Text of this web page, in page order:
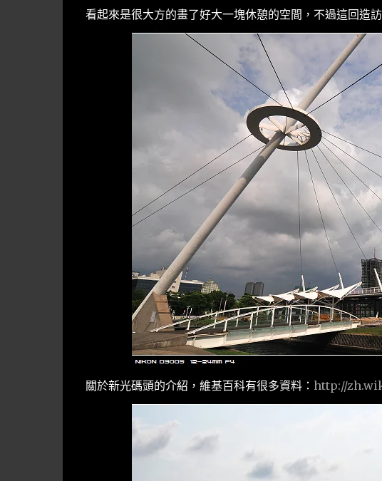
看起來是很大方的畫了好大一塊休憩的空間，不過這回造
關於新光碼頭的介紹，維基百科有很多資料： http://